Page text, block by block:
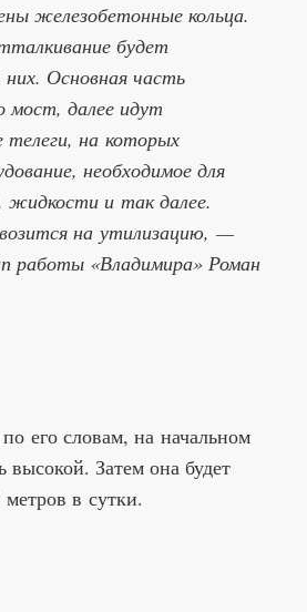
железобетонные кольца.
будет
Основная часть
мост, далее идут
телеги, на которых
необходимое для
жидкости и так далее.
на утилизацию, —
работы «Владимира» Роман
его словам, на начальном
высокой. Затем она будет
в сутки.